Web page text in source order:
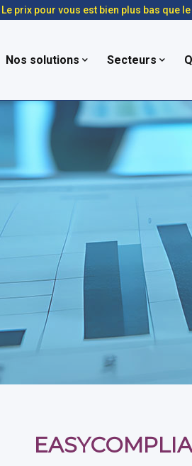
Le prix pour vous est bien plus bas que
Nos solutions Secteurs